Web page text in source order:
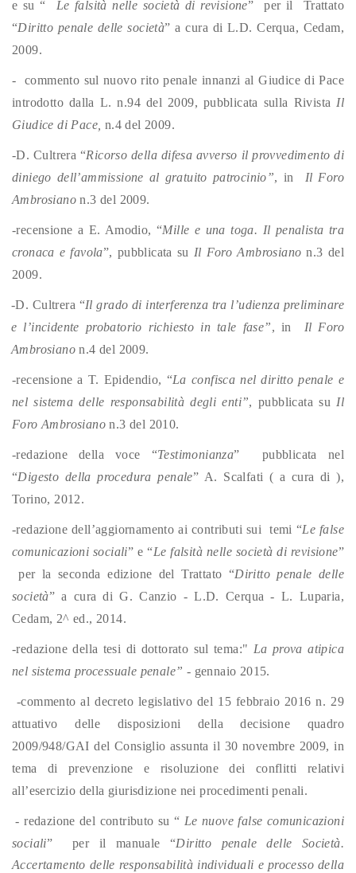
e su “ Le falsità nelle società di revisione” per il Trattato
“Diritto penale delle società” a cura di L.D. Cerqua, Cedam,
2009.
- commento sul nuovo rito penale innanzi al Giudice di Pace
introdotto dalla L. n.94 del 2009, pubblicata sulla Rivista Il
Giudice di Pace, n.4 del 2009.
-D. Cultrera “Ricorso della difesa avverso il provvedimento di
diniego dell’ammissione al gratuito patrocinio”, in Il Foro
Ambrosiano n.3 del 2009.
-recensione a E. Amodio, “Mille e una toga. Il penalista tra
cronaca e favola”, pubblicata su Il Foro Ambrosiano n.3 del
2009.
-D. Cultrera “Il grado di interferenza tra l’udienza preliminare
e l’incidente probatorio richiesto in tale fase”, in Il Foro
Ambrosiano n.4 del 2009.
-recensione a T. Epidendio, “La confisca nel diritto penale e
nel sistema delle responsabilità degli enti”, pubblicata su Il
Foro Ambrosiano n.3 del 2010.
-redazione della voce “Testimonianza” pubblicata nel
“Digesto della procedura penale” A. Scalfati ( a cura di ),
Torino, 2012.
-redazione dell’aggiornamento ai contributi sui temi “Le false
comunicazioni sociali” e “Le falsità nelle società di revisione”
per la seconda edizione del Trattato “Diritto penale delle
società” a cura di G. Canzio - L.D. Cerqua - L. Luparia,
Cedam, 2^ ed., 2014.
-redazione della tesi di dottorato sul tema:" La prova atipica
nel sistema processuale penale” - gennaio 2015.
-commento al decreto legislativo del 15 febbraio 2016 n. 29
attuativo delle disposizioni della decisione quadro
2009/948/GAI del Consiglio assunta il 30 novembre 2009, in
tema di prevenzione e risoluzione dei conflitti relativi
all’esercizio della giurisdizione nei procedimenti penali.
- redazione del contributo su “ Le nuove false comunicazioni
sociali” per il manuale “Diritto penale delle Società.
Accertamento delle responsabilità individuali e processo della